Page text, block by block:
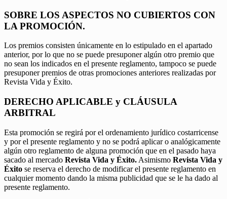
SOBRE LOS ASPECTOS NO CUBIERTOS CON
LA PROMOCIÓN.
Los premios consisten únicamente en lo estipulado en el apartado
anterior, por lo que no se puede presuponer algún otro premio que
no sean los indicados en el presente reglamento, tampoco se puede
presuponer premios de otras promociones anteriores realizadas por
Revista Vida y Éxito.
DERECHO APLICABLE y CLÁUSULA
ARBITRAL
Esta promoción se regirá por el ordenamiento jurídico costarricense
y por el presente reglamento y no se podrá aplicar o analógicamente
algún otro reglamento de alguna promoción que en el pasado haya
sacado al mercado Revista Vida y Éxito. Asimismo Revista Vida y
Éxito se reserva el derecho de modificar el presente reglamento en
cualquier momento dando la misma publicidad que se le ha dado al
presente reglamento.